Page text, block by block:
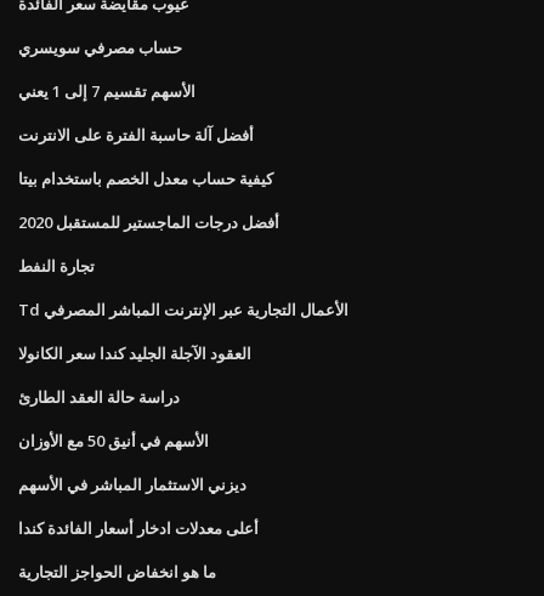
حساب مصرفي سويسري
الأسهم تقسيم 7 إلى 1 يعني
أفضل آلة حاسبة الفترة على الانترنت
كيفية حساب معدل الخصم باستخدام بيتا
أفضل درجات الماجستير للمستقبل 2020
تجارة النفط
Td الأعمال التجارية عبر الإنترنت المباشر المصرفي
العقود الآجلة الجليد كندا سعر الكانولا
دراسة حالة العقد الطارئ
الأسهم في أنيق 50 مع الأوزان
ديزني الاستثمار المباشر في الأسهم
أعلى معدلات ادخار أسعار الفائدة كندا
ما هو انخفاض الحواجز التجارية